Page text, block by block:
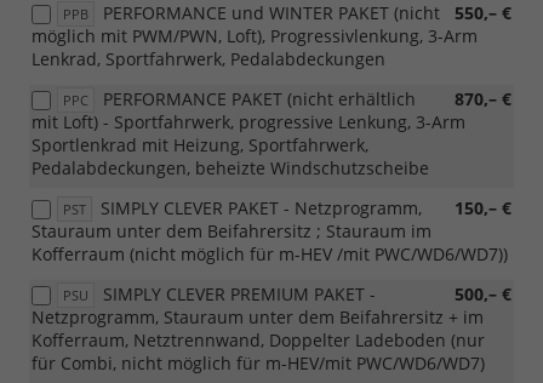
PPB 550,– €
PERFORMANCE und WINTER PAKET (nicht
möglich mit PWM/PWN, Loft), Progressivlenkung, 3-Arm
Lenkrad, Sportfahrwerk, Pedalabdeckungen
PPC 870,– €
PERFORMANCE PAKET (nicht erhältlich
mit Loft) - Sportfahrwerk, progressive Lenkung, 3-Arm
Sportlenkrad mit Heizung, Sportfahrwerk,
Pedalabdeckungen, beheizte Windschutzscheibe
PST 150,– €
SIMPLY CLEVER PAKET - Netzprogramm,
Stauraum unter dem Beifahrersitz ; Stauraum im
Kofferraum (nicht möglich für m-HEV /mit PWC/WD6/WD7))
PSU 500,– €
SIMPLY CLEVER PREMIUM PAKET -
Netzprogramm, Stauraum unter dem Beifahrersitz + im
Kofferraum, Netztrennwand, Doppelter Ladeboden (nur
für Combi, nicht möglich für m-HEV/mit PWC/WD6/WD7)